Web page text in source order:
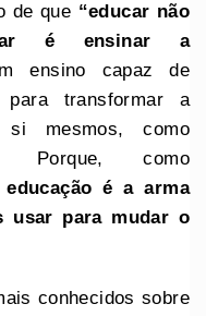
de que “educar não
é ensinar a
ensino capaz de
para transformar a
mesmos, como
Porque, como
educação é a arma
usar para mudar o
conhecidos sobre